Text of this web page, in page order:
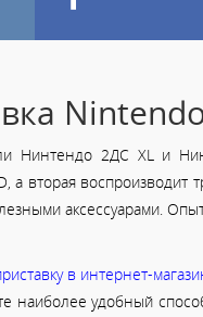
Нинтендо 2ДС XL и
а вторая
аксессуарами.
в интернет-
наиболее удобный